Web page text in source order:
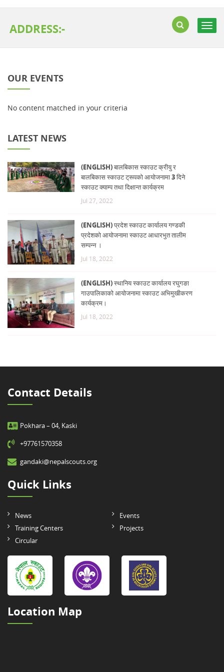
ADDRESS:-
OUR EVENTS
No content matched in your criteria
LATEST NEWS
(ENGLISH) बालबिकास स्काउट क्रीयु र
बालबिकास स्काउट ट्रूपको आयोजनामा 3 दिने
स्काउट क्याम्प तथा दिक्षान्त कार्यक्रम
Jul 27, 2022
(ENGLISH) प्रदेश स्काउट कार्यालय गण्डकी
प्रदेशको आयोजनामा स्काउट आधारभुत तालीम
सम्पन्न ।
Jul 18, 2022
(ENGLISH) स्थानिय स्काउट कार्यालय रघुगङा
गाउपालिकाको आयोजनामा स्काउट अभिमुखीकरण
कार्यक्रम।
Jul 18, 2022
Contact Details
Pokhara – 04, Kaski
+97761570358
gandaki@nepalscouts.org
Quick Links
News
Events
Training Centers
Projects
Circular
Location Map